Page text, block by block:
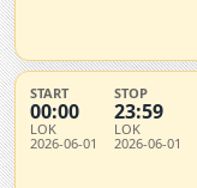
START
00:00
LOK
2026-06-01
STOP
23:59
LOK
2026-06-01